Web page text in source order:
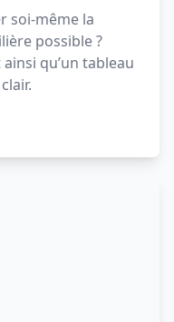
soi-même la
possible ?
qu’un tableau